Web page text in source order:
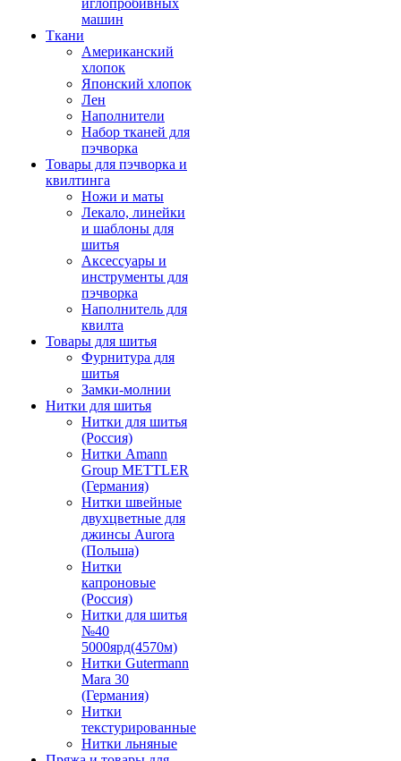
иглопробивных
машин
Ткани
Американский
хлопок
Японский хлопок
Лен
Наполнители
Набор тканей для
пэчворка
Товары для пэчворка и
квилтинга
Ножи и маты
Лекало, линейки
и шаблоны для
шитья
Аксессуары и
инструменты для
пэчворка
Наполнитель для
квилта
Товары для шитья
Фурнитура для
шитья
Замки-молнии
Нитки для шитья
Нитки для шитья
(Россия)
Нитки Amann
Group METTLER
(Германия)
Нитки швейные
двухцветные для
джинсы Aurora
(Польша)
Нитки
капроновые
(Россия)
Нитки для шитья
№40
5000ярд(4570м)
Нитки Gutermann
Mara 30
(Германия)
Нитки
текстурированные
Нитки льняные